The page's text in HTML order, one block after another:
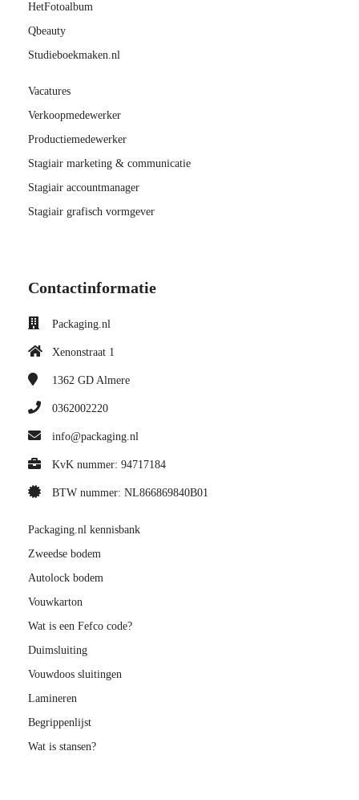
HetFotoalbum
Qbeauty
Studieboekmaken.nl
Vacatures
Verkoopmedewerker
Productiemedewerker
Stagiair marketing & communicatie
Stagiair accountmanager
Stagiair grafisch vormgever
Contactinformatie
Packaging.nl
Xenonstraat 1
1362 GD Almere
0362002220
info@packaging.nl
KvK nummer: 94717184
BTW nummer: NL866869840B01
Packaging.nl kennisbank
Zweedse bodem
Autolock bodem
Vouwkarton
Wat is een Fefco code?
Duimsluiting
Vouwdoos sluitingen
Lamineren
Begrippenlijst
Wat is stansen?